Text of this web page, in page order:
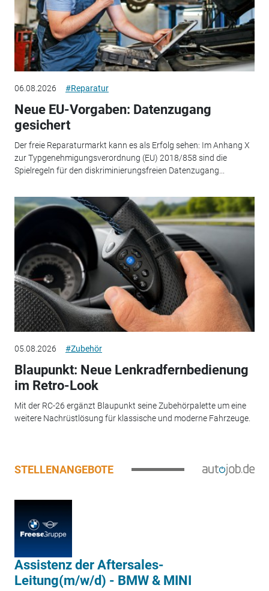
06.08.2026 #Reparatur
Neue EU-Vorgaben: Datenzugang
gesichert
Der freie Reparaturmarkt kann es als Erfolg sehen: Im Anhang X
zur Typgenehmigungsverordnung (EU) 2018/858 sind die
Spielregeln für den diskriminierungsfreien Datenzugang...
05.08.2026 #Zubehör
Blaupunkt: Neue Lenkradfernbedienung
im Retro-Look
Mit der RC-26 ergänzt Blaupunkt seine Zubehörpalette um eine
weitere Nachrüstlösung für klassische und moderne Fahrzeuge.
STELLENANGEBOTE
Assistenz der Aftersales-
Leitung(m/w/d) - BMW & MINI